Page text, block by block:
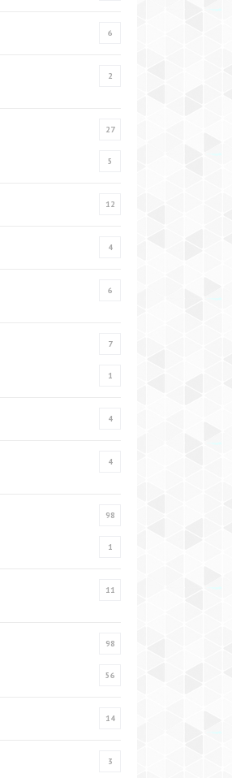
6
2
27
5
12
4
6
7
1
4
4
98
1
11
98
56
14
3